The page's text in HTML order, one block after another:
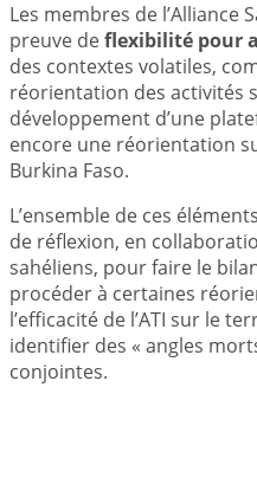
Les membres de l’Alliance
preuve deflexibilité pour
des contextes volatiles,
réorientation des activités
développement d’une
encore une réorientation
Burkina Faso.
L’ensemble de ces
de réflexion, en
sahéliens, pour faire le
procéder à certaines
l’efficacité de l’ATI sur le
identifier des « angles
conjointes.